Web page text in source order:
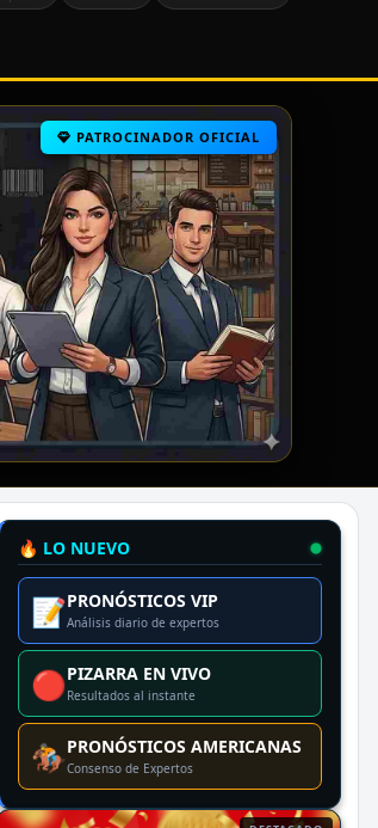
PATROCINADOR OFICIAL
🔥 LO NUEVO
📝PRONÓSTICOS VIP
Análisis diario de expertos
🔴PIZARRA EN VIVO
Resultados al instante
🏇PRONÓSTICOS AMERICANAS
Consenso de Expertos